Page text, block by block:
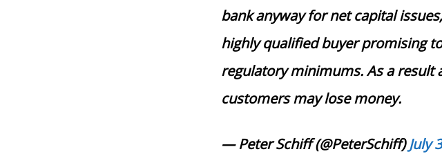
bank anyway for net capital
highly qualified buyer promising
regulatory minimums. As a result
customers may lose money.
— Peter Schiff (@PeterSchiff)July